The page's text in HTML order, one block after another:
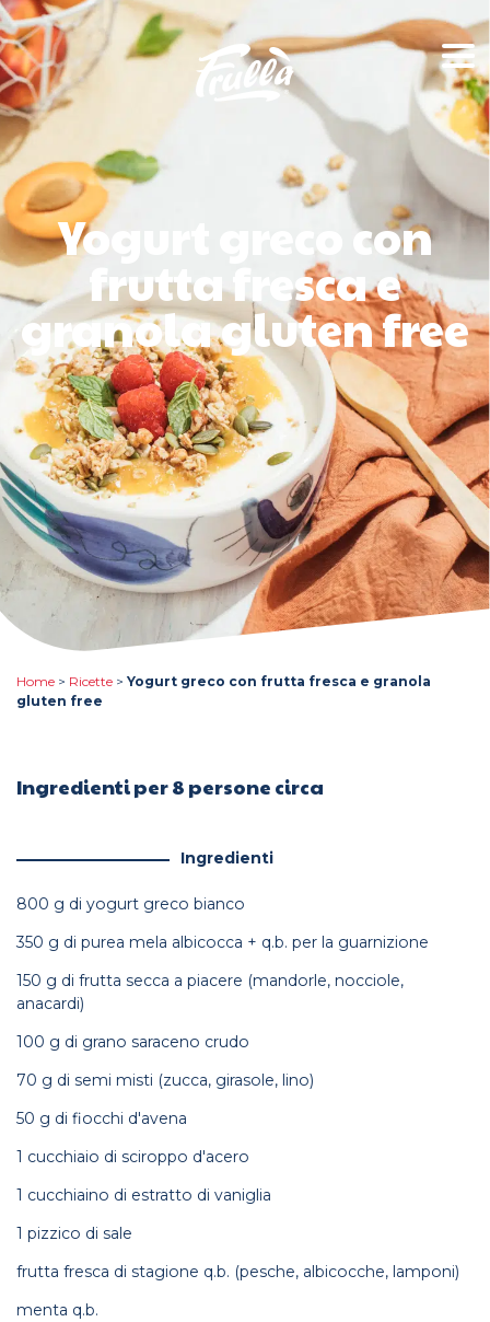
Yogurt greco con
frutta fresca e
granola gluten free
Home > Ricette > Yogurt greco con frutta fresca e granola
gluten free
Ingredienti per 8 persone circa
Ingredienti
800 g di yogurt greco bianco
350 g di purea mela albicocca + q.b. per la guarnizione
150 g di frutta secca a piacere (mandorle, nocciole,
anacardi)
100 g di grano saraceno crudo
70 g di semi misti (zucca, girasole, lino)
50 g di fiocchi d'avena
1 cucchiaio di sciroppo d'acero
1 cucchiaino di estratto di vaniglia
1 pizzico di sale
frutta fresca di stagione q.b. (pesche, albicocche, lamponi)
menta q.b.